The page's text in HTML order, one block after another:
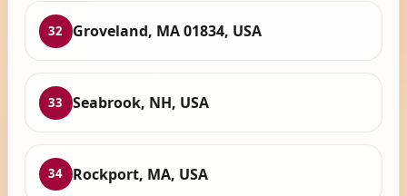
32 Groveland, MA 01834, USA
33 Seabrook, NH, USA
34 Rockport, MA, USA